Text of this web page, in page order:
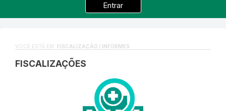
Entrar
VOCÊ ESTÁ EM: FISCALIZAÇÃO / INFORMES
FISCALIZAÇÕES